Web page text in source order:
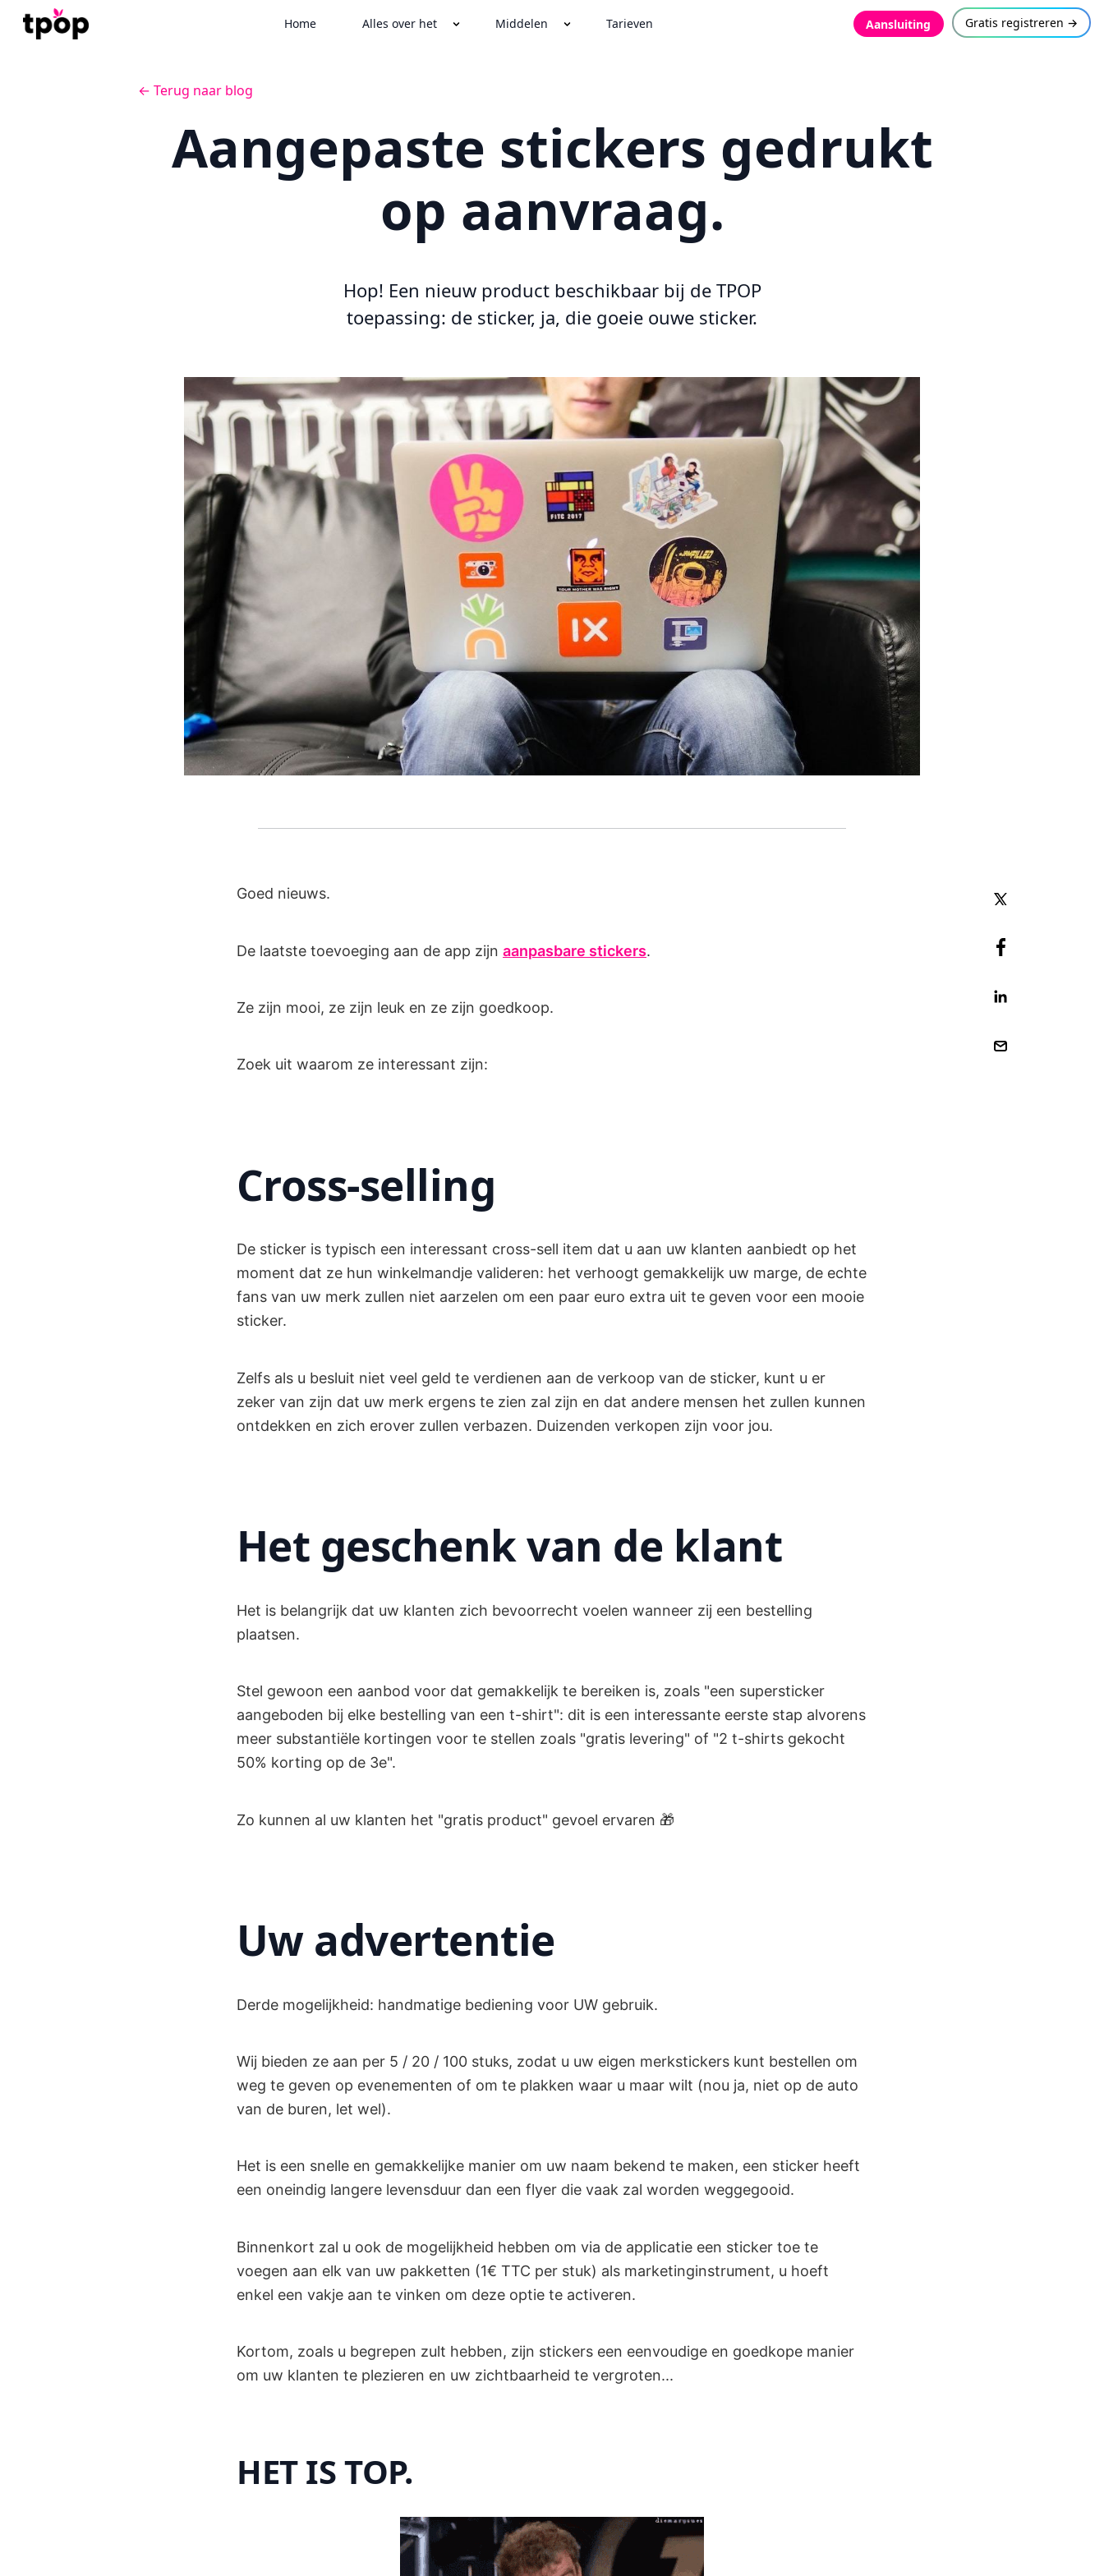
Home Alles over het Middelen Tarieven Aansluiting Gratis registreren →
← Terug naar blog
Aangepaste stickers gedrukt
op aanvraag.
Hop! Een nieuw product beschikbaar bij de TPOP
toepassing: de sticker, ja, die goeie ouwe sticker.
Goed nieuws.
De laatste toevoeging aan de app zijn aanpasbare stickers.
Ze zijn mooi, ze zijn leuk en ze zijn goedkoop.
Zoek uit waarom ze interessant zijn:
Cross-selling
De sticker is typisch een interessant cross-sell item dat u aan uw klanten aanbiedt op het
moment dat ze hun winkelmandje valideren: het verhoogt gemakkelijk uw marge, de echte
fans van uw merk zullen niet aarzelen om een paar euro extra uit te geven voor een mooie
sticker.
Zelfs als u besluit niet veel geld te verdienen aan de verkoop van de sticker, kunt u er
zeker van zijn dat uw merk ergens te zien zal zijn en dat andere mensen het zullen kunnen
ontdekken en zich erover zullen verbazen. Duizenden verkopen zijn voor jou.
Het geschenk van de klant
Het is belangrijk dat uw klanten zich bevoorrecht voelen wanneer zij een bestelling
plaatsen.
Stel gewoon een aanbod voor dat gemakkelijk te bereiken is, zoals "een supersticker
aangeboden bij elke bestelling van een t-shirt": dit is een interessante eerste stap alvorens
meer substantiële kortingen voor te stellen zoals "gratis levering" of "2 t-shirts gekocht
50% korting op de 3e".
Zo kunnen al uw klanten het "gratis product" gevoel ervaren 🎁
Uw advertentie
Derde mogelijkheid: handmatige bediening voor UW gebruik.
Wij bieden ze aan per 5 / 20 / 100 stuks, zodat u uw eigen merkstickers kunt bestellen om
weg te geven op evenementen of om te plakken waar u maar wilt (nou ja, niet op de auto
van de buren, let wel).
Het is een snelle en gemakkelijke manier om uw naam bekend te maken, een sticker heeft
een oneindig langere levensduur dan een flyer die vaak zal worden weggegooid.
Binnenkort zal u ook de mogelijkheid hebben om via de applicatie een sticker toe te
voegen aan elk van uw pakketten (1€ TTC per stuk) als marketinginstrument, u hoeft
enkel een vakje aan te vinken om deze optie te activeren.
Kortom, zoals u begrepen zult hebben, zijn stickers een eenvoudige en goedkope manier
om uw klanten te plezieren en uw zichtbaarheid te vergroten...
HET IS TOP.